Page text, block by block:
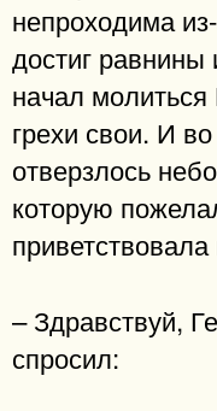
непроходима
достиг равнины
начал
грехи свои. И
отверзлось
которую
– Здравствуй,
спросил: